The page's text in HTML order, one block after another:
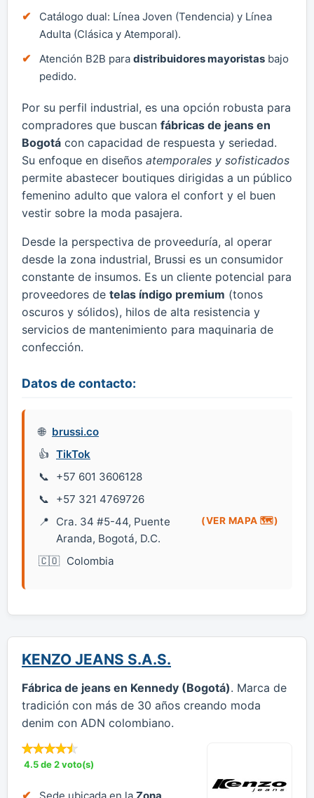
Catálogo dual: Línea Joven (Tendencia) y Línea
Adulta (Clásica y Atemporal).
Atención B2B para distribuidores mayoristas bajo
pedido.
Por su perfil industrial, es una opción robusta para
compradores que buscan fábricas de jeans en
Bogotá con capacidad de respuesta y seriedad.
Su enfoque en diseños atemporales y sofisticados
permite abastecer boutiques dirigidas a un público
femenino adulto que valora el confort y el buen
vestir sobre la moda pasajera.
Desde la perspectiva de proveeduría, al operar
desde la zona industrial, Brussi es un consumidor
constante de insumos. Es un cliente potencial para
proveedores de telas índigo premium (tonos
oscuros y sólidos), hilos de alta resistencia y
servicios de mantenimiento para maquinaria de
confección.
Datos de contacto:
brussi.co
TikTok
+57 601 3606128
+57 321 4769726
Cra. 34 #5-44, Puente
Aranda, Bogotá, D.C.
(VER MAPA 🗺️)
Colombia
KENZO JEANS S.A.S.
Fábrica de jeans en Kennedy (Bogotá). Marca de
tradición con más de 30 años creando moda
denim con ADN colombiano.
4.5 de 2 voto(s)